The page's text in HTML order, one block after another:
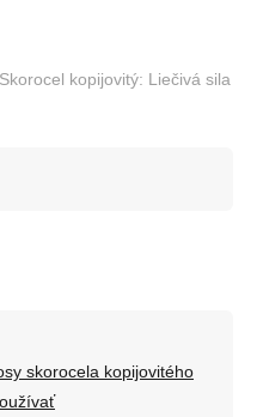
Skorocel kopijovitý: Liečivá sila
skorocela kopijovitého